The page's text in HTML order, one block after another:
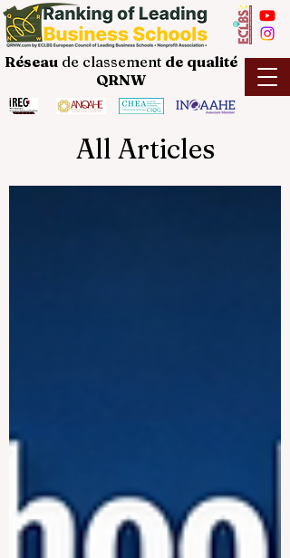
Réseau de classement de qualité
QRNW
All Articles